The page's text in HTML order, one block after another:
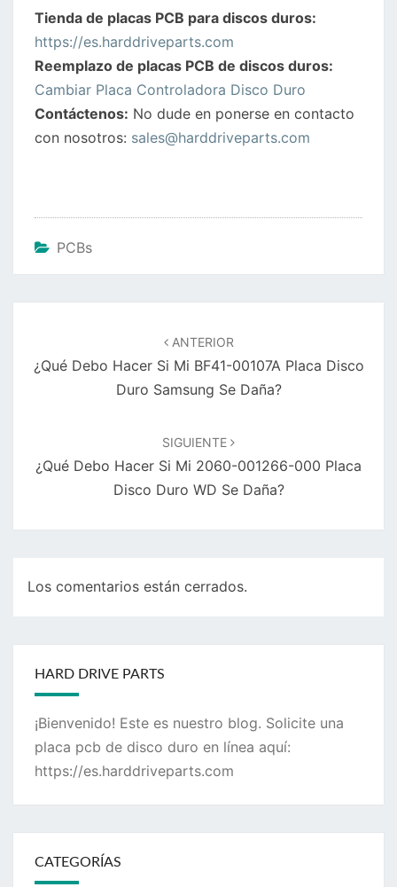
Tienda de placas PCB para discos duros:
https://es.harddriveparts.com
Reemplazo de placas PCB de discos duros:
Cambiar Placa Controladora Disco Duro
Contáctenos: No dude en ponerse en contacto
con nosotros: sales@harddriveparts.com
PCBs
entradas
ANTERIOR
¿Qué Debo Hacer Si Mi BF41-00107A Placa Disco
Duro Samsung Se Daña?
SIGUIENTE
¿Qué Debo Hacer Si Mi 2060-001266-000 Placa
Disco Duro WD Se Daña?
Los comentarios están cerrados.
HARD DRIVE PARTS
¡Bienvenido! Este es nuestro blog. Solicite una
placa pcb de disco duro en línea aquí:
https://es.harddriveparts.com
CATEGORÍAS